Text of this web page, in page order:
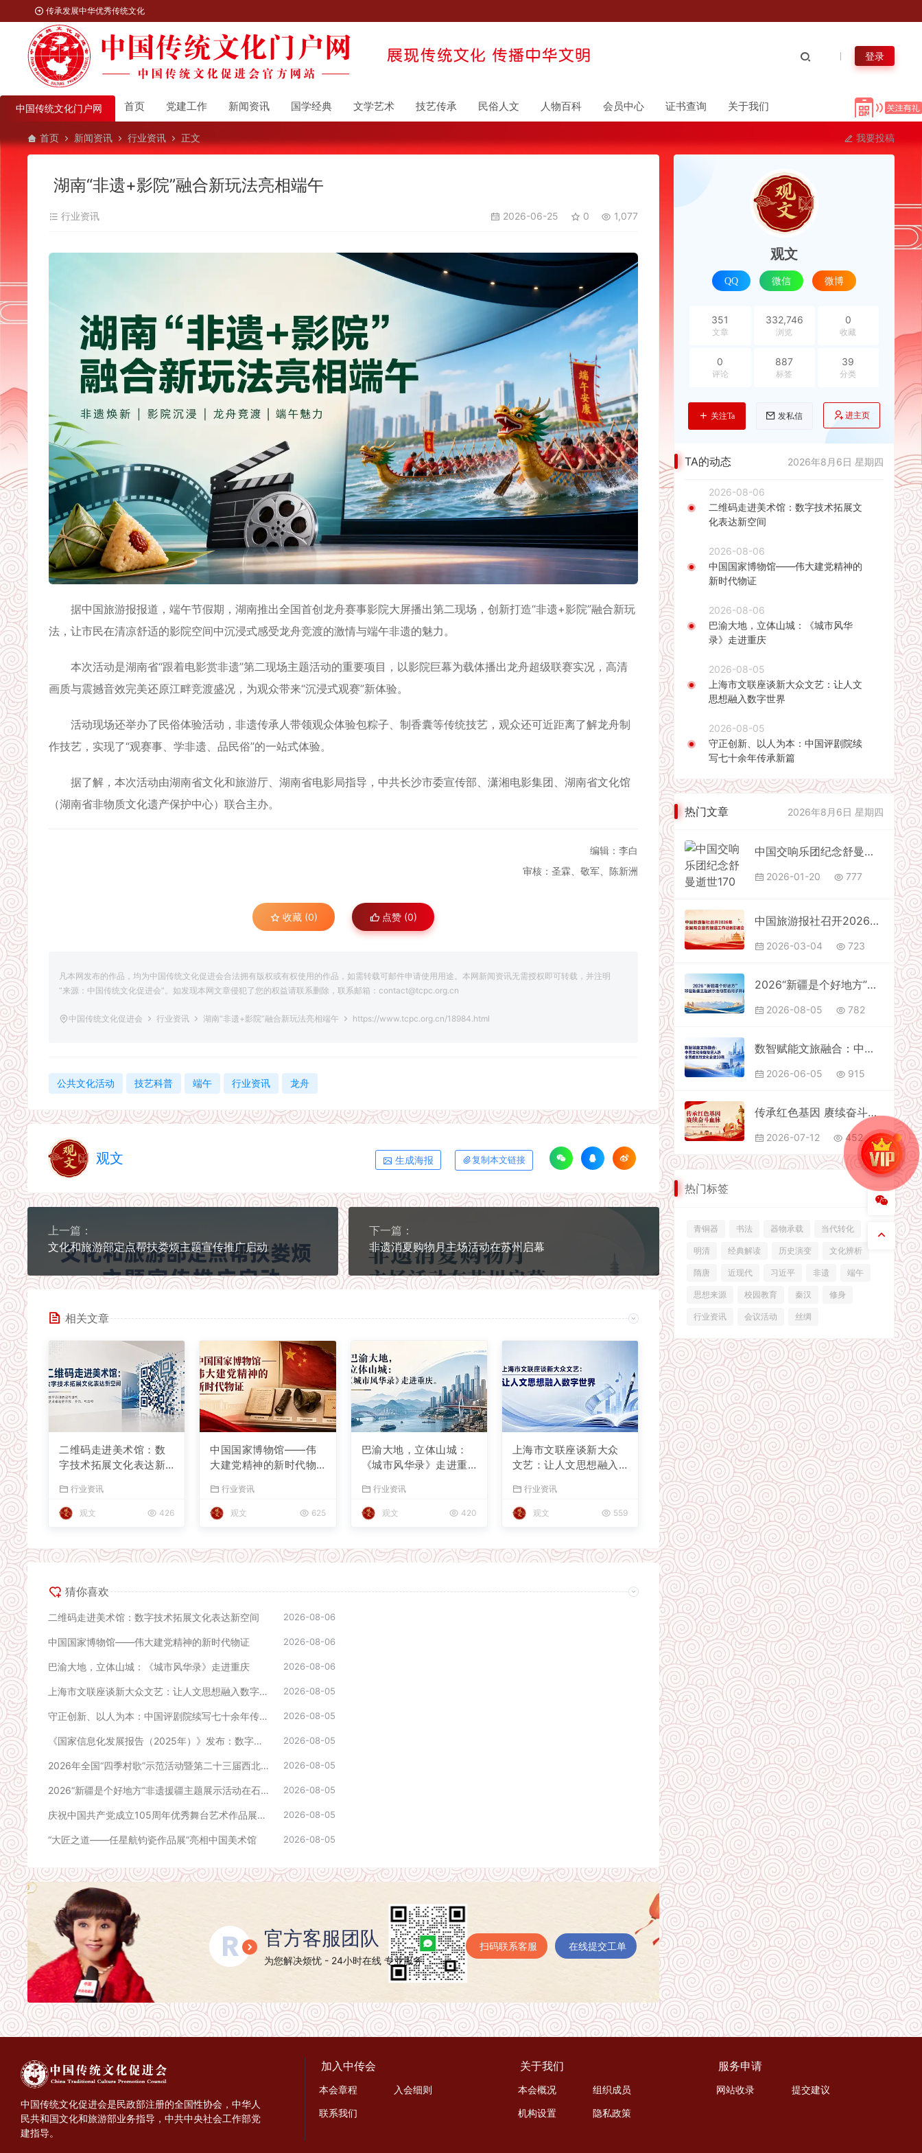
传承发展中华优秀传统文化
登录
中国传统文化门户网 首页 党建工作 新闻资讯 国学经典 文学艺术 技艺传承 民俗人文 人物百科 会员中心 证书查询 关于我们
首页 新闻资讯 行业资讯 正文 我要投稿
湖南“非遗+影院”融合新玩法亮相端午
行业资讯 2026-06-25 0 1,077
据中国旅游报报道，端午节假期，湖南推出全国首创龙舟赛事影院大屏播出第二现场，创新打造“非遗+影院”融合新玩
法，让市民在清凉舒适的影院空间中沉浸式感受龙舟竞渡的激情与端午非遗的魅力。
本次活动是湖南省“跟着电影赏非遗”第二现场主题活动的重要项目，以影院巨幕为载体播出龙舟超级联赛实况，高清
画质与震撼音效完美还原江畔竞渡盛况，为观众带来“沉浸式观赛”新体验。
活动现场还举办了民俗体验活动，非遗传承人带领观众体验包粽子、制香囊等传统技艺，观众还可近距离了解龙舟制
作技艺，实现了“观赛事、学非遗、品民俗”的一站式体验。
据了解，本次活动由湖南省文化和旅游厅、湖南省电影局指导，中共长沙市委宣传部、潇湘电影集团、湖南省文化馆
（湖南省非物质文化遗产保护中心）联合主办。
编辑：李白
审核：圣霖、敬军、陈新洲
收藏 (0) 点赞 (0)
凡本网发布的作品，均为中国传统文化促进会合法拥有版权或有权使用的作品，如需转载可邮件申请使用用途。本网新闻资讯无需授权即可转载，并注明
“来源：中国传统文化促进会”。如发现本网文章侵犯了您的权益请联系删除，联系邮箱：contact@tcpc.org.cn
中国传统文化促进会 行业资讯 湖南“非遗+影院”融合新玩法亮相端午 https://www.tcpc.org.cn/18984.html
公共文化活动 技艺科普 端午 行业资讯 龙舟
观文 生成海报 复制本文链接
上一篇：
文化和旅游部定点帮扶娄烦主题宣传推广启动
下一篇：
非遗消夏购物月主场活动在苏州启幕
相关文章
二维码走进美术馆：数
字技术拓展文化表达新
行业资讯
观文 426
中国国家博物馆——伟
大建党精神的新时代物
行业资讯
观文 625
巴渝大地，立体山城：
《城市风华录》走进重
行业资讯
观文 420
上海市文联座谈新大众
文艺：让人文思想融入
行业资讯
观文 559
猜你喜欢
二维码走进美术馆：数字技术拓展文化表达新空间 2026-08-06
中国国家博物馆——伟大建党精神的新时代物证 2026-08-06
巴渝大地，立体山城：《城市风华录》走进重庆 2026-08-06
上海市文联座谈新大众文艺：让人文思想融入数字世界 2026-08-05
守正创新、以人为本：中国评剧院续写七十余年传承新篇 2026-08-05
《国家信息化发展报告（2025年）》发布：数字技术赋能文化发展 2026-08-05
2026年全国“四季村歌”示范活动暨第二十三届西北五省（区）“花儿”演唱会主场活动在青海西宁举办 2026-08-05
2026“新疆是个好地方”非遗援疆主题展示活动在石河子开幕 2026-08-05
庆祝中国共产党成立105周年优秀舞台艺术作品展演在京拉开帷幕 2026-08-05
“大匠之道——任星航钧瓷作品展”亮相中国美术馆 2026-08-05
官方客服团队
为您解决烦忧 - 24小时在线 专业服务
扫码联系客服 在线提交工单
观文
QQ 微信 微博
351
文章
332,746
浏览
0
收藏
0
评论
887
标签
39
分类
关注Ta 发私信 进主页
TA的动态 2026年8月6日 星期四
2026-08-06
二维码走进美术馆：数字技术拓展文
化表达新空间
2026-08-06
中国国家博物馆——伟大建党精神的
新时代物证
2026-08-06
巴渝大地，立体山城：《城市风华
录》走进重庆
2026-08-05
上海市文联座谈新大众文艺：让人文
思想融入数字世界
2026-08-05
守正创新、以人为本：中国评剧院续
写七十余年传承新篇
热门文章 2026年8月6日 星期四
中国交响乐团纪念舒曼逝世170周年交响音乐会在北京音乐厅上演
2026-01-20 777
中国旅游报社召开2026年全国两会宣传报道工作动员部署会
2026-03-04 723
2026“新疆是个好地方”非遗援疆主题展示活动在石河子开幕
2026-08-05 782
数智赋能文旅融合：中国文化传媒集团入选全国成长性文化企业30强
2026-06-05 915
传承红色基因 赓续奋斗血脉
2026-07-12 452
热门标签
青铜器 书法 器物承载 当代转化
明清 经典解读 历史演变 文化辨析
隋唐 近现代 习近平 非遗 端午
思想来源 校园教育 秦汉 修身
行业资讯 会议活动 丝绸
中国传统文化促进会是民政部注册的全国性协会，中华人
民共和国文化和旅游部业务指导，中共中央社会工作部党
建指导。
加入中传会
本会章程
入会细则
联系我们
关于我们
本会概况
组织成员
机构设置
隐私政策
服务申请
网站收录 提交建议